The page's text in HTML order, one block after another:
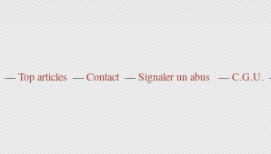
Top articles Contact Signaler un abus C.G.U.